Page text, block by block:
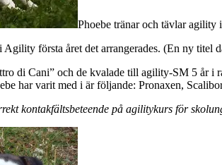
Phoebe tränar och tävlar agility
första året det arrangerades. (En ny titel
di Cani” och de kvalade till agility-SM 5 år
har varit med i är följande: Pronaxen,
kontakfältsbeteende på agilitykurs för